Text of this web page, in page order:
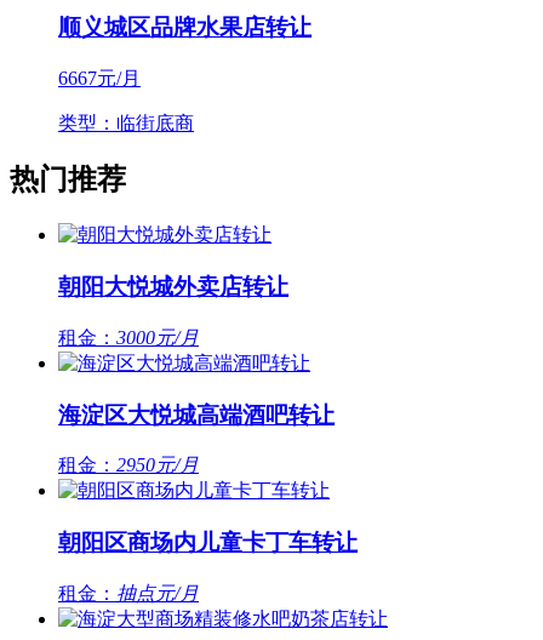
顺义城区品牌水果店转让
6667元/月
类型：临街底商
热门推荐
朝阳大悦城外卖店转让
租金： 3000元/月
海淀区大悦城高端酒吧转让
租金： 2950元/月
朝阳区商场内儿童卡丁车转让
租金： 抽点元/月